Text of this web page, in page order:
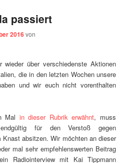
passiert
2016von
wieder über verschiedenste Aktionen
die in den letzten Wochen unsere
und wir euch nicht vorenthalten
Mal in dieser Rubrik erwähnt, muss
für den Verstoß gegen
Knast absitzen. Wir möchten an dieser
mal sehr empfehlenswerten Beitrag
Radiointerview mit Kai Tippmann